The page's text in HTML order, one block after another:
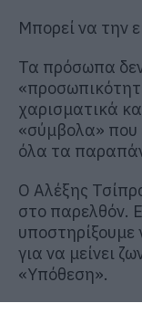
Μπορεί να την
Τα πρόσωπα
χαρισματικά
«σύμβολα» που
όλα τα
Ο Αλέξης
στο παρελθόν.
υποστηρίξουμε
για να μείνει
«Υπόθεση».